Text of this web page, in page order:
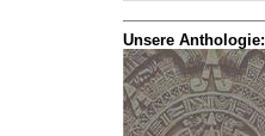
Unsere Anthologie: